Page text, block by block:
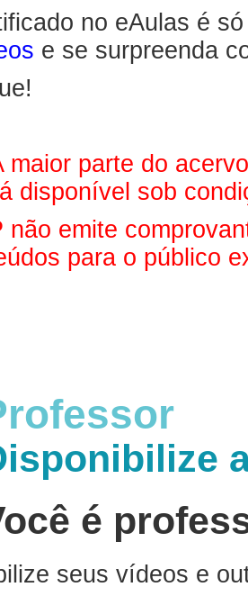
no eAulas é
e se surpreenda
maior parte do
disponível sob
não emite
para o público
é
seus vídeos e